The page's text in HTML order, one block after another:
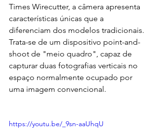
Times Wirecutter, a câmera apresenta
características únicas que a
diferenciam dos modelos tradicionais.
Trata-se de um dispositivo point-and-
shoot de "meio quadro", capaz de
capturar duas fotografias verticais no
espaço normalmente ocupado por
uma imagem convencional.
https://youtu.be/_9sn-aaUhqU